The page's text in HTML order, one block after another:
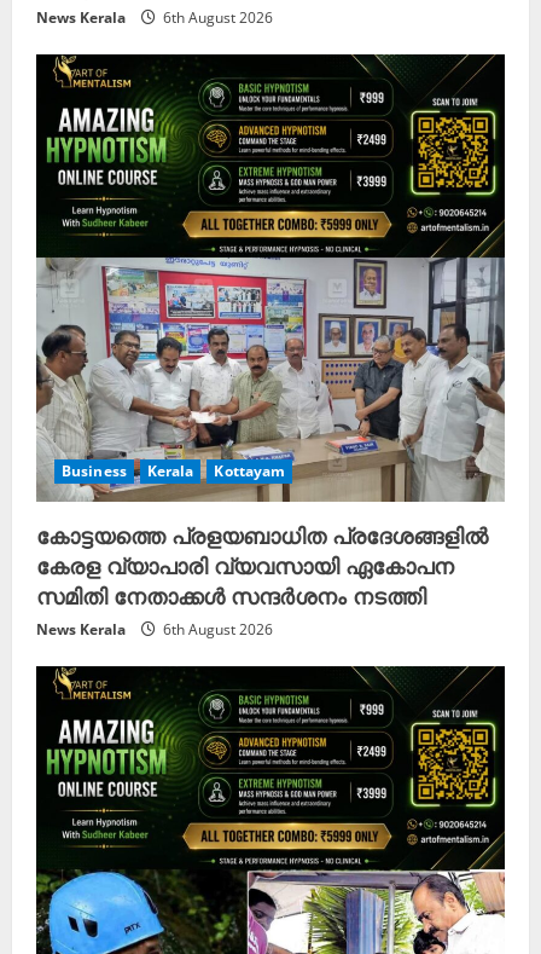
News Kerala 6th August 2026
Business Kerala Kottayam
കോട്ടയത്തെ പ്രളയബാധിത പ്രദേശങ്ങളിൽ
കേരള വ്യാപാരി വ്യവസായി ഏകോപന
സമിതി നേതാക്കൾ സന്ദർശനം നടത്തി
News Kerala 6th August 2026